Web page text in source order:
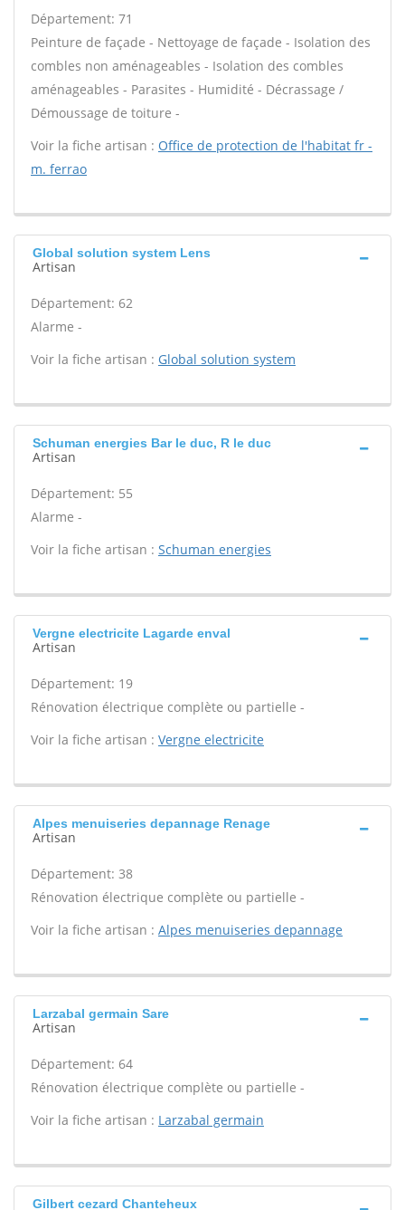
Département: 71
Peinture de façade - Nettoyage de façade - Isolation des
combles non aménageables - Isolation des combles
aménageables - Parasites - Humidité - Décrassage /
Démoussage de toiture -
Voir la fiche artisan : Office de protection de l'habitat fr -
m. ferrao
Global solution system Lens
Artisan
Département: 62
Alarme -
Voir la fiche artisan : Global solution system
Schuman energies Bar le duc, R le duc
Artisan
Département: 55
Alarme -
Voir la fiche artisan : Schuman energies
Vergne electricite Lagarde enval
Artisan
Département: 19
Rénovation électrique complète ou partielle -
Voir la fiche artisan : Vergne electricite
Alpes menuiseries depannage Renage
Artisan
Département: 38
Rénovation électrique complète ou partielle -
Voir la fiche artisan : Alpes menuiseries depannage
Larzabal germain Sare
Artisan
Département: 64
Rénovation électrique complète ou partielle -
Voir la fiche artisan : Larzabal germain
Gilbert cezard Chanteheux